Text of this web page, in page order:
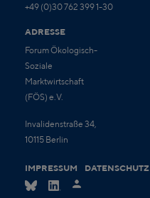
+49 (0)30 762 399 1-30
ADRESSE
Forum Ökologisch-
Soziale
Marktwirtschaft
(FÖS) e.V.
Invalidenstraße 34,
10115 Berlin
IMPRESSUM DATENSCHUTZ